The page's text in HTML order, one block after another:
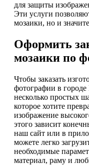
для защиты
Эти услуги
мозаики, но и
Оформить
мозаики по
Чтобы заказать
фотографии в
несколько простых
которое хотите
изображение
этого зависит
наш сайт или в
можете легко
необходимые
материал, раму и